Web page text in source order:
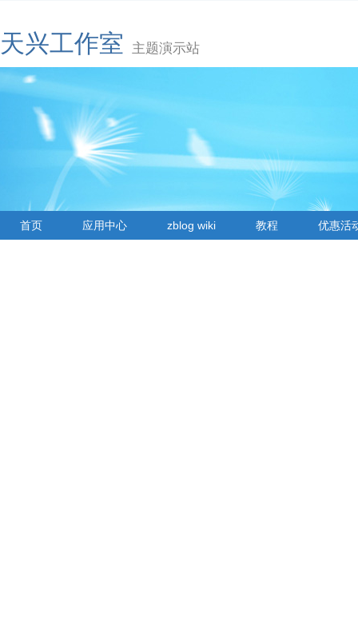
天兴工作室 主题演示站
首页 应用中心 zblog wiki 教程 优惠活